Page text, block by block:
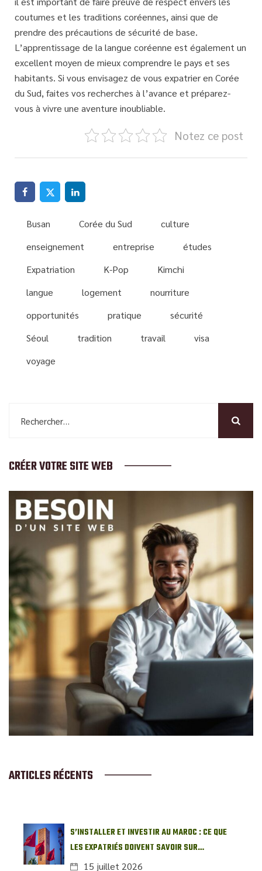
coutumes et les traditions coréennes, ainsi que de
prendre des précautions de sécurité de base.
L’apprentissage de la langue coréenne est également un
excellent moyen de mieux comprendre le pays et ses
habitants. Si vous envisagez de vous expatrier en Corée
du Sud, faites vos recherches à l’avance et préparez-
vous à vivre une aventure inoubliable.
Notez ce post
Busan Corée du Sud
culture
enseignement
entreprise
études
Expatriation
K-Pop
Kimchi
langue
logement
nourriture
opportunités
pratique
sécurité
Séoul
tradition travail
visa
voyage
CRÉER VOTRE SITE WEB
ARTICLES RÉCENTS
S’INSTALLER ET INVESTIR AU MAROC : CE QUE
LES EXPATRIÉS DOIVENT SAVOIR SUR
L’IMMOBILIER LOCAL
15 juillet 2026